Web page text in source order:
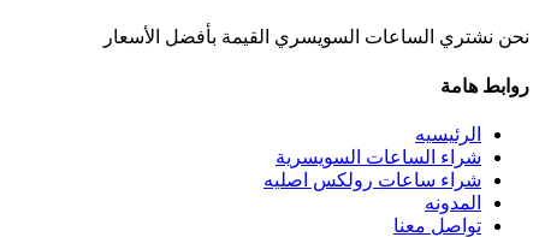
نحن نشتري الساعات السويسري القيمة بأفضل الأسعار
روابط هامة
الرئيسيه
شراء الساعات السويسرية
شراء ساعات رولكس اصليه
المدونه
تواصل معنا